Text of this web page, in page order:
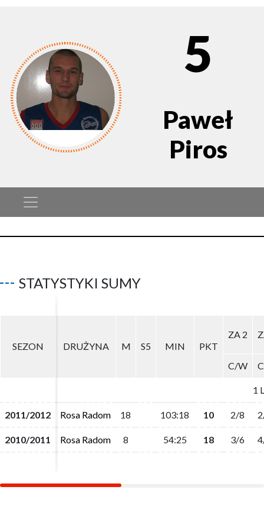
5
Paweł
Piros
STATYSTYKI SUMY
SEZON DRUŻYNA M S5 MIN PKT
ZA 2
C/W
1
2011/2012 Rosa Radom 18 103:18 10 2/8
2010/2011 Rosa Radom 8 54:25 18 3/6
SEZON DRUŻYNA M S5 MIN PKT
ZA 2
C/W
1
2011/2012 Rosa Radom 18 103:18 10 2/8
2010/2011 Rosa Radom 8 54:25 18 3/6